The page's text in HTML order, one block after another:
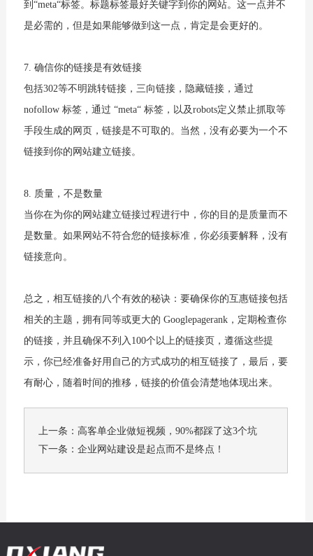
到“meta“标签。标题标签最好关键字到你的网站。这一点并不
是必需的，但是如果能够做到这一点，肯定是会更好的。
7. 确信你的链接是有效链接
包括302等不明跳转链接，三向链接，隐藏链接，通过
nofollow 标签，通过 “meta“ 标签，以及robots定义禁止抓取等
手段生成的网页，链接是不可取的。当然，没有必要为一个不
链接到你的网站建立链接。
8. 质量，不是数量
当你在为你的网站建立链接过程进行中，你的目的是质量而不
是数量。如果网站不符合您的链接标准，你必须要解释，没有
链接意向。
总之，相互链接的八个有效的秘诀：要确保你的互惠链接包括
相关的主题，拥有同等或更大的 Googlepagerank，定期检查你
的链接，并且确保不列入100个以上的链接页，遵循这些提
示，你已经准备好用自己的方式成功的相互链接了，最后，要
有耐心，随着时间的推移，链接的价值会清楚地体现出来。
上一条： 高客单企业做短视频，90%都踩了这3个坑
下一条： 企业网站建设是起点而不是终点！